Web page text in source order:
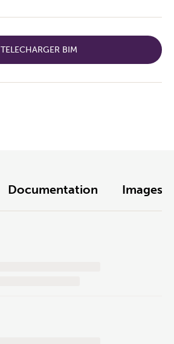
TELECHARGER BIM
Documentation Images